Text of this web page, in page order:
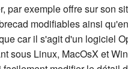
par exemple offre sur son
modifiables ainsi
car il s'agit d'un logiciel
sous Linux, MacOsX et